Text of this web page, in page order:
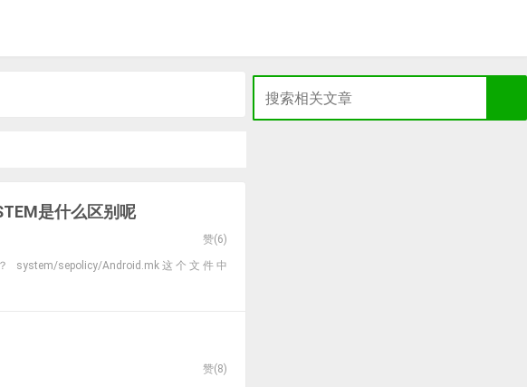
是什么区别呢
赞(6)
？ system/sepolicy/Android.mk这个文件中
赞(8)